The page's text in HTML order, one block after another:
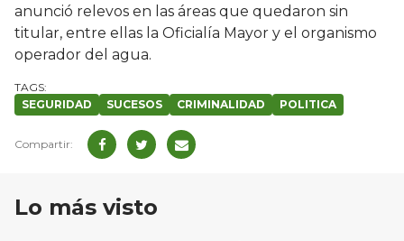
anunció relevos en las áreas que quedaron sin
titular, entre ellas la Oficialía Mayor y el organismo
operador del agua.
SEGURIDAD SUCESOS CRIMINALIDAD POLITICA
Lo más visto